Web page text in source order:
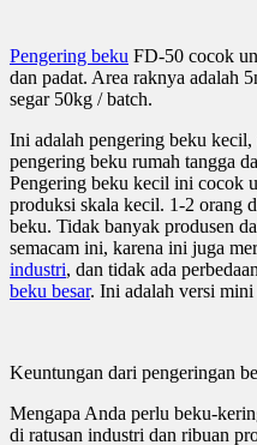
Pengering beku FD-50 cocok
dan padat. Area raknya adalah
segar 50kg / batch.
Ini adalah pengering beku
pengering beku rumah tangga
Pengering beku kecil ini cocok
produksi skala kecil. 1-2 orang
beku. Tidak banyak produsen
semacam ini, karena ini juga
industri, dan tidak ada
beku besar. Ini adalah versi mini
Keuntungan dari pengeringan
Mengapa Anda perlu beku-
di ratusan industri dan ribuan